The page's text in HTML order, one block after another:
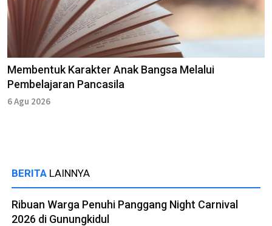
Membentuk Karakter Anak Bangsa Melalui
Pembelajaran Pancasila
6 Agu 2026
BERITA LAINNYA
Ribuan Warga Penuhi Panggang Night Carnival
2026 di Gunungkidul